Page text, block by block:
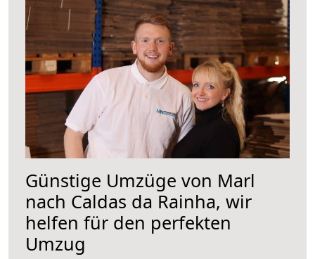
Günstige Umzüge von Marl
nach Caldas da Rainha, wir
helfen für den perfekten
Umzug